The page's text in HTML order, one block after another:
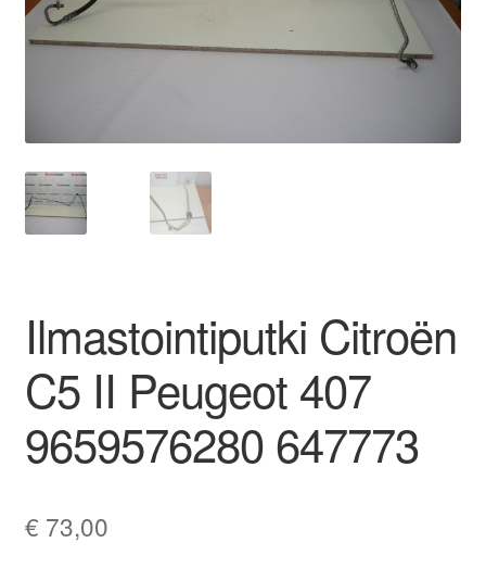
Meistä
Tarkista
Valitukset
Ilmastointiputki Citroën
C5 II Peugeot 407
9659576280 647773
€ 73,00